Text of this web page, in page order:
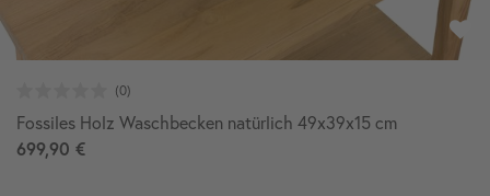
Fossiles Holz Waschbecken natürlich 49x39x15 cm
699,90 €